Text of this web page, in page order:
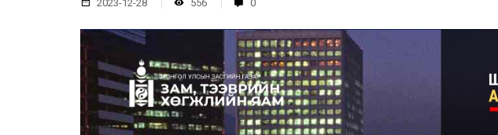
2023-12-28 556 0